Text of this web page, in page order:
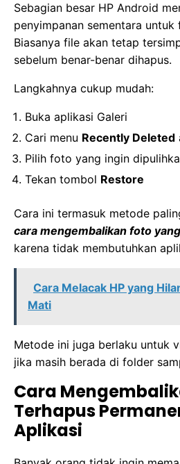
Sebagian besar HP Android
penyimpanan sementara untuk
Biasanya file akan tetap
sebelum benar-benar dihapus.
Langkahnya cukup mudah:
Buka aplikasi Galeri
Cari menu Recently Deleted
Pilih foto yang ingin
Tekan tombol Restore
Cara ini termasuk metode
cara mengembalikan foto
karena tidak membutuhkan
Cara Melacak HP yang
Mati
Metode ini juga berlaku untuk
jika masih berada di folder
Cara
Terhapus
Aplikasi